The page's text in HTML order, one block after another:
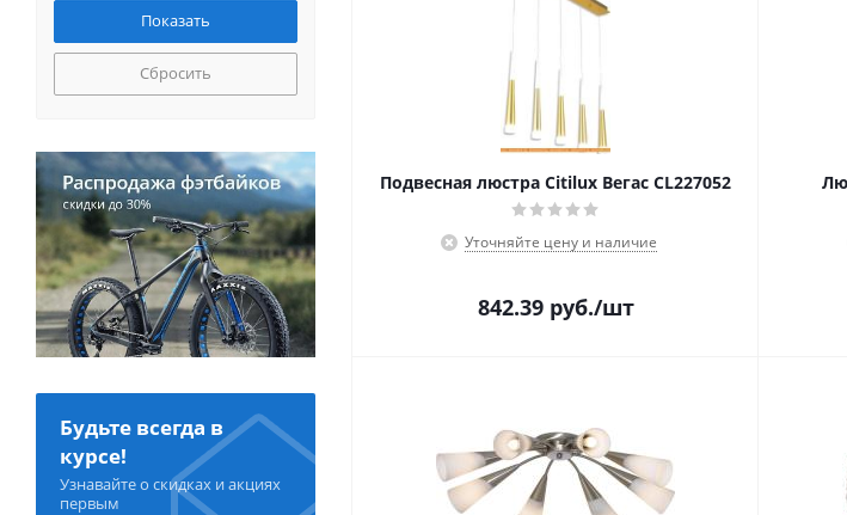
Подвесная люстра Citilux Вегас CL227052
Уточняйте цену и наличие
842.39руб./шт
Сбросить
Будьте всегда в
курсе!
Узнавайте о скидках и акциях
первым